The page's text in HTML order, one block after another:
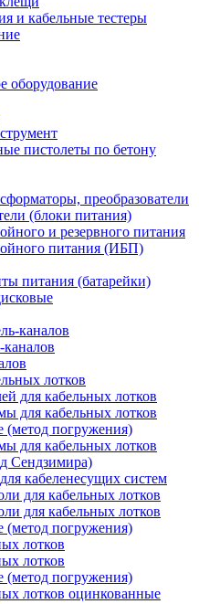
и кабельные тестеры
оборудование
пистолеты по бетону
преобразователи
(блоки питания)
и резервного питания
питания (ИБП)
питания (батарейки)
каналов
каналов
лотков
для кабельных лотков
для кабельных лотков
(метод погружения)
для кабельных лотков
Сендзимира)
кабеленесущих систем
для кабельных лотков
для кабельных лотков
(метод погружения)
лотков
лотков
(метод погружения)
лотков оцинкованные